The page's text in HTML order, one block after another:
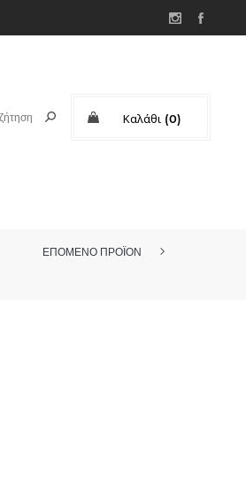
Καλάθι (0)
ΕΠΟΜΕΝΟ ΠΡΟΪΟΝ